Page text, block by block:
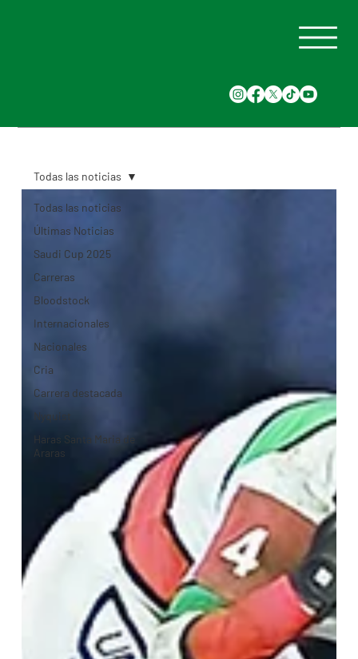
Todas las noticias
Últimas Noticias
Saudi Cup 2025
Carreras
Bloodstock
Internacionales
Nacionales
Cria
Carrera destacada
Nyquist
Haras Santa Maria de
Araras
Todas las noticias